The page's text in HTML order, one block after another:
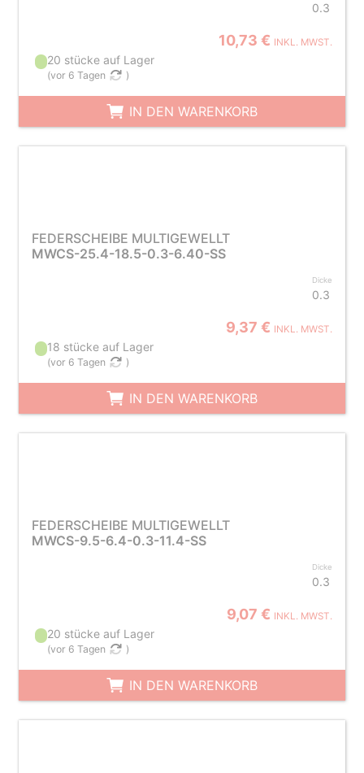
0.3
10,73 € INKL. MWST.
20 stücke auf Lager
(vor 6 Tagen )
IN DEN WARENKORB
FEDERSCHEIBE MULTIGEWELLT
MWCS-25.4-18.5-0.3-6.40-SS
Dicke
0.3
9,37 € INKL. MWST.
18 stücke auf Lager
(vor 6 Tagen )
IN DEN WARENKORB
FEDERSCHEIBE MULTIGEWELLT
MWCS-9.5-6.4-0.3-11.4-SS
Dicke
0.3
9,07 € INKL. MWST.
20 stücke auf Lager
(vor 6 Tagen )
IN DEN WARENKORB